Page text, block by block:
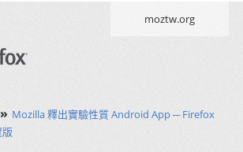
moztw.org
» Mozilla 釋出實驗性質 Android App ─ Firefox